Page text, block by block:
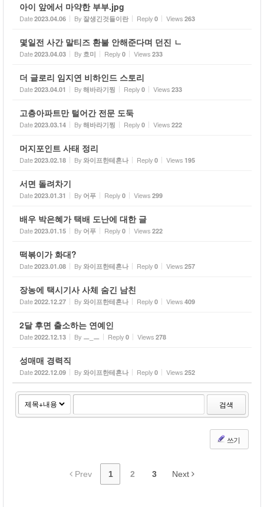
아이 앞에서 마약한 부부.jpg
Date2023.04.06 By 잘생긴것들이란 Reply 0 Views 263
몇일전 사간 말티즈 환불 안해준다며 던진 ㄴ
Date2023.04.03 By 흐미 Reply 0 Views 233
더 글로리 임지연 비하인드 스토리
Date2023.04.01 By 해바라기찡 Reply 0 Views 233
고층아파트만 털어간 전문 도둑
Date2023.03.14 By 해바라기찡 Reply 0 Views 222
머지포인트 사태 정리
Date2023.02.18 By 와이프한테혼나 Reply 0 Views 195
서면 돌려차기
Date2023.01.31 By 어푸 Reply 0 Views 299
배우 박은혜가 택배 도난에 대한 글
Date2023.01.15 By 어푸 Reply 0 Views 222
떡볶이가 화대?
Date2023.01.08 By 와이프한테혼나 Reply 0 Views 257
장농에 택시기사 사체 숨긴 남친
Date2022.12.27 By 와이프한테혼나 Reply 0 Views 409
2달 후면 출소하는 연예인
Date2022.12.13 By ㅡ_ㅡ Reply 0 Views 278
성매매 경력직
Date2022.12.09 By 와이프한테혼나 Reply 0 Views 252
검색
쓰기
Prev 1 2 3 Next